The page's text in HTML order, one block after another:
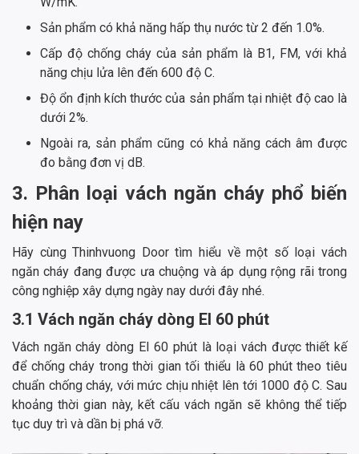
Sản phẩm có khả năng hấp thụ nước từ 2 đến 1.0%.
Cấp độ chống cháy của sản phẩm là B1, FM, với khả
năng chịu lửa lên đến 600 độ C.
Độ ổn định kích thước của sản phẩm tại nhiệt độ cao là
dưới 2%.
Ngoài ra, sản phẩm cũng có khả năng cách âm được
đo bằng đơn vị dB.
3. Phân loại vách ngăn cháy phổ biến
hiện nay
Hãy cùng Thinhvuong Door tìm hiểu về một số loại vách
ngăn cháy đang được ưa chuộng và áp dụng rộng rãi trong
công nghiệp xây dựng ngày nay dưới đây nhé.
3.1 Vách ngăn cháy dòng EI 60 phút
Vách ngăn cháy dòng EI 60 phút là loại vách được thiết kế
để chống cháy trong thời gian tối thiểu là 60 phút theo tiêu
chuẩn chống cháy, với mức chịu nhiệt lên tới 1000 độ C. Sau
khoảng thời gian này, kết cấu vách ngăn sẽ không thể tiếp
tục duy trì và dần bị phá vỡ.